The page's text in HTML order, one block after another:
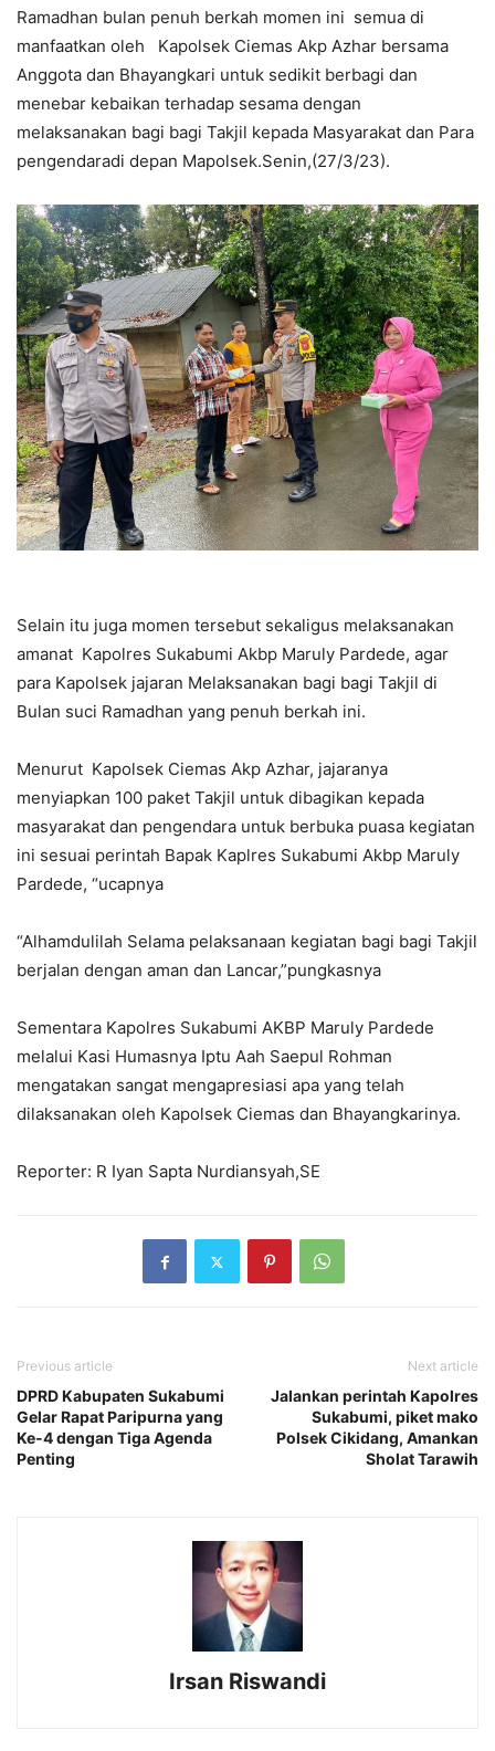
Ramadhan bulan penuh berkah momen ini semua di
manfaatkan oleh Kapolsek Ciemas Akp Azhar bersama
Anggota dan Bhayangkari untuk sedikit berbagi dan
menebar kebaikan terhadap sesama dengan
melaksanakan bagi bagi Takjil kepada Masyarakat dan Para
pengendaradi depan Mapolsek.Senin,(27/3/23).
Selain itu juga momen tersebut sekaligus melaksanakan
amanat Kapolres Sukabumi Akbp Maruly Pardede, agar
para Kapolsek jajaran Melaksanakan bagi bagi Takjil di
Bulan suci Ramadhan yang penuh berkah ini.
Menurut Kapolsek Ciemas Akp Azhar, jajaranya
menyiapkan 100 paket Takjil untuk dibagikan kepada
masyarakat dan pengendara untuk berbuka puasa kegiatan
ini sesuai perintah Bapak Kaplres Sukabumi Akbp Maruly
Pardede, “ucapnya
“Alhamdulilah Selama pelaksanaan kegiatan bagi bagi Takjil
berjalan dengan aman dan Lancar,”pungkasnya
Sementara Kapolres Sukabumi AKBP Maruly Pardede
melalui Kasi Humasnya Iptu Aah Saepul Rohman
mengatakan sangat mengapresiasi apa yang telah
dilaksanakan oleh Kapolsek Ciemas dan Bhayangkarinya.
Reporter: R Iyan Sapta Nurdiansyah,SE
Previous article
DPRD Kabupaten Sukabumi
Gelar Rapat Paripurna yang
Ke-4 dengan Tiga Agenda
Penting
Next article
Jalankan perintah Kapolres
Sukabumi, piket mako
Polsek Cikidang, Amankan
Sholat Tarawih
Irsan Riswandi